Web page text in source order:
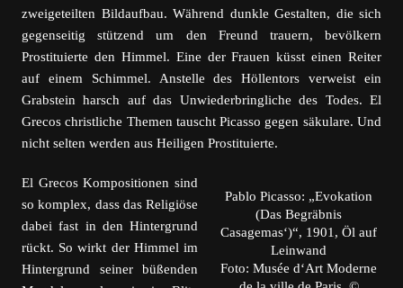
zweigeteilten Bildaufbau. Während dunkle Gestalten, die sich
gegenseitig stützend um den Freund trauern, bevölkern
Prostituierte den Himmel. Eine der Frauen küsst einen Reiter
auf einem Schimmel. Anstelle des Höllentors verweist ein
Grabstein harsch auf das Unwiederbringliche des Todes. El
Grecos christliche Themen tauscht Picasso gegen säkulare. Und
nicht selten werden aus Heiligen Prostituierte.
Pablo Picasso: „Evokation
(Das Begräbnis
Casagemas‘)“, 1901, Öl auf
Leinwand
Foto: Musée d‘Art Moderne
El Grecos Kompositionen sind
so komplex, dass das Religiöse
dabei fast in den Hintergrund
rückt. So wirkt der Himmel im
Hintergrund seiner büßenden